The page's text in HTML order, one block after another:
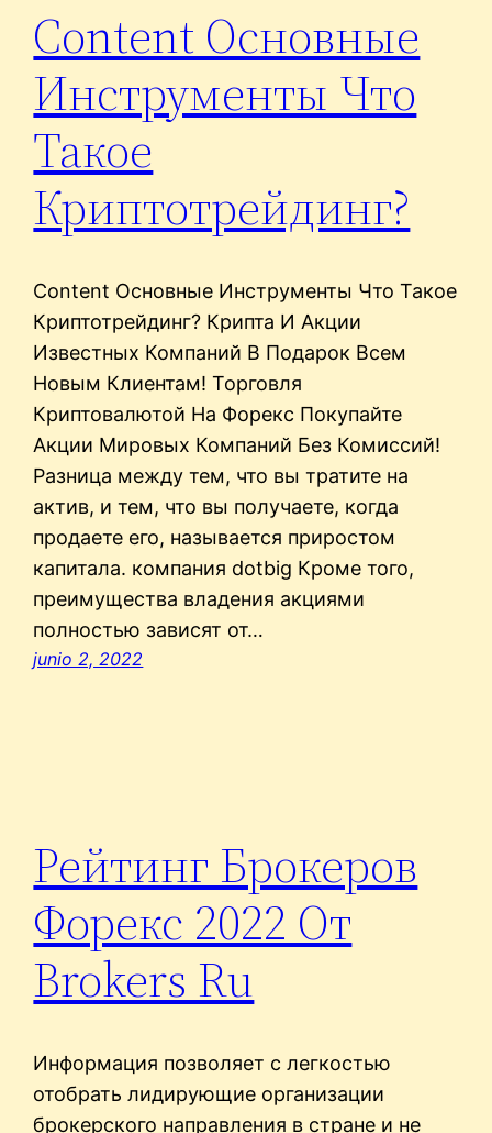
Content Основные
Инструменты Что
Такое
Криптотрейдинг?
Content Основные Инструменты Что Такое
Криптотрейдинг? Крипта И Акции
Известных Компаний В Подарок Всем
Новым Клиентам! Торговля
Криптовалютой На Форекс Покупайте
Акции Мировых Компаний Без Комиссий!
Разница между тем, что вы тратите на
актив, и тем, что вы получаете, когда
продаете его, называется приростом
капитала. компания dotbig Кроме того,
преимущества владения акциями
полностью зависят от…
junio 2, 2022
Рейтинг Брокеров
Форекс 2022 От
Brokers Ru
Информация позволяет с легкостью
отобрать лидирующие организации
брокерского направления в стране и не